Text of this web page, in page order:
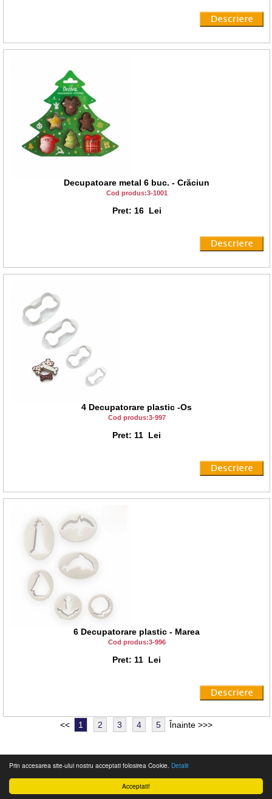
Acceptati!
Prin accesarea site-ului nostru acceptati folosirea Cookie. Detalii
Decupatoare metal 6 buc. - Crăciun
Cod produs:3-1001
Pret: 16 Lei
4 Decupatorare plastic -Os
Cod produs:3-997
Pret: 11 Lei
6 Decupatorare plastic - Marea
Cod produs:3-996
Pret: 11 Lei
<< 1 2 3 4 5 Înainte >>>